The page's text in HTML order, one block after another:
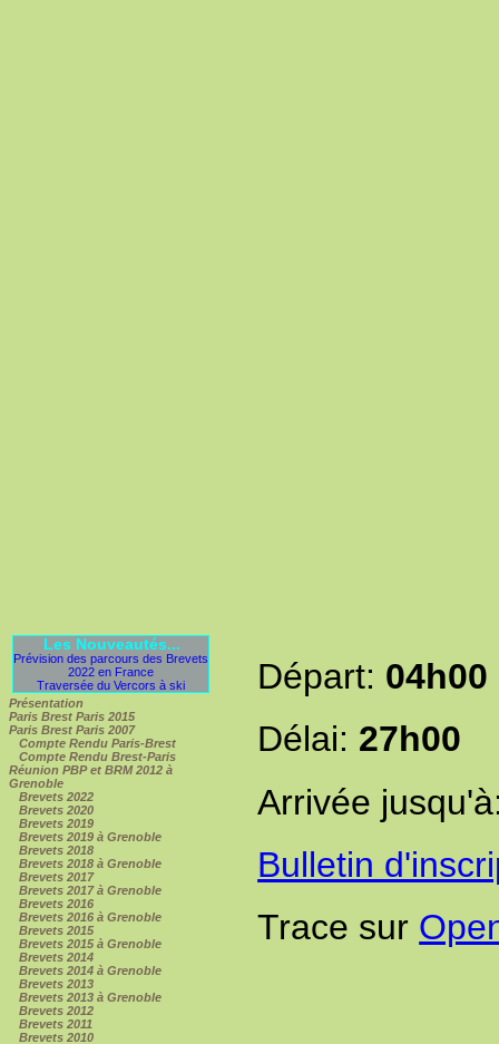
Les Nouveautés...
Prévision des parcours des Brevets
2022 en France
Traversée du Vercors à ski
Présentation
Paris Brest Paris 2015
Paris Brest Paris 2007
Compte Rendu Paris-Brest
Compte Rendu Brest-Paris
Réunion PBP et BRM 2012 à
Grenoble
Brevets 2022
Brevets 2020
Brevets 2019
Brevets 2019 à Grenoble
Brevets 2018
Brevets 2018 à Grenoble
Brevets 2017
Brevets 2017 à Grenoble
Brevets 2016
Brevets 2016 à Grenoble
Brevets 2015
Brevets 2015 à Grenoble
Brevets 2014
Brevets 2014 à Grenoble
Brevets 2013
Brevets 2013 à Grenoble
Brevets 2012
Brevets 2011
Brevets 2010
Départ: 04h00
Délai: 27h00
Arrivée
Bulletin
Trace sur